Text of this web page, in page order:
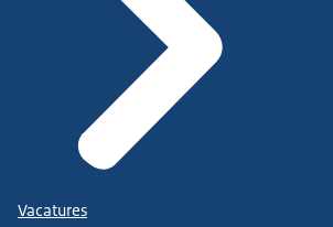
Vacatures